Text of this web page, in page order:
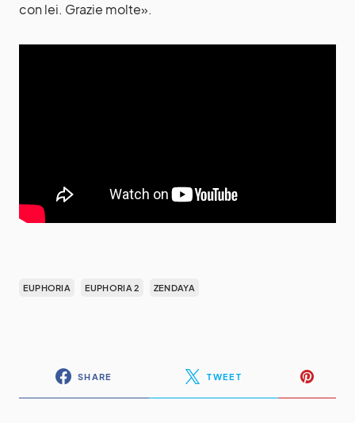
con lei. Grazie molte».
EUPHORIA EUPHORIA 2 ZENDAYA
SHARE TWEET